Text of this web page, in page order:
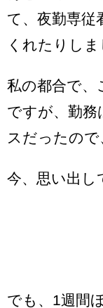
て、夜勤専従
くれたりしま
私の都合で、
ですが、勤務
スだったので
今、思い出し
でも、1週間